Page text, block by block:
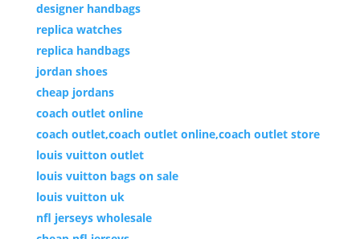
designer handbags
replica watches
replica handbags
jordan shoes
cheap jordans
coach outlet online
coach outlet,coach outlet online,coach outlet store
louis vuitton outlet
louis vuitton bags on sale
louis vuitton uk
nfl jerseys wholesale